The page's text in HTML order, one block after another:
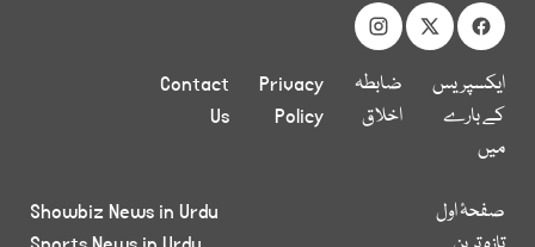
ایکسپریس
کے بارے
میں
ضابطہ
اخلاق
Privacy
Policy
Contact
Us
صفحۂ اول
Showbiz News in Urdu